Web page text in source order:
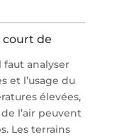
court de
analyser
et l’usage du
élevées,
l’air peuvent
Les terrains